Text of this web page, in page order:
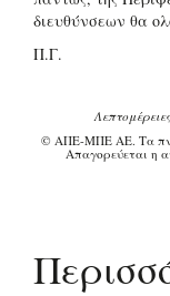
διευθύνσεων θα
Π.Γ.
© ΑΠΕ-ΜΠΕ ΑΕ. Τα
Απαγορεύεται η